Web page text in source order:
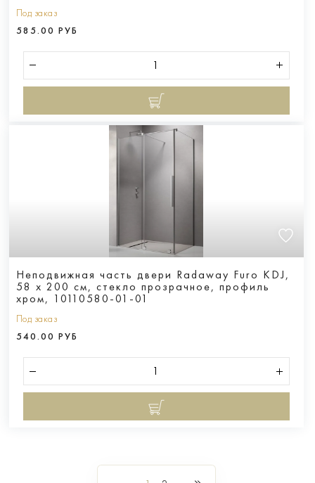
Под заказ
585.00 РУБ
Неподвижная часть двери Radaway Furo KDJ,
58 x 200 см, стекло прозрачное, профиль
хром, 10110580-01-01
Под заказ
540.00 РУБ